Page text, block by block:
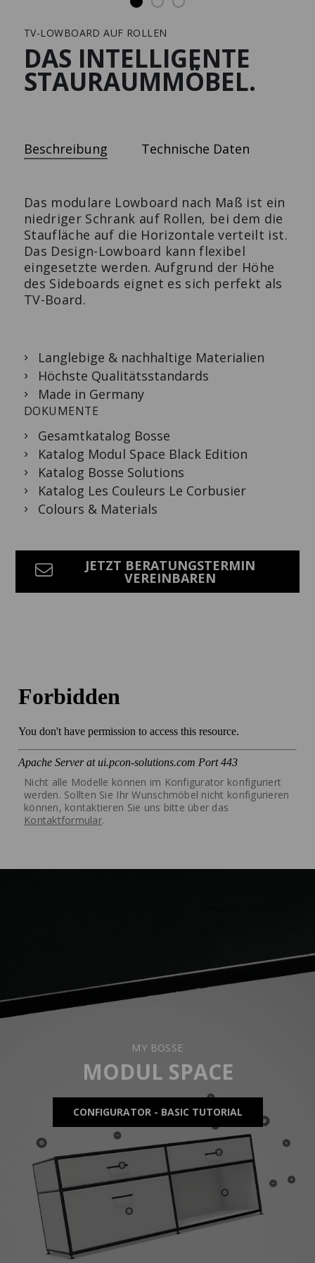
Solutions
Presse
TV-LOWBOARD AUF ROLLEN
DAS INTELLIGENTE
STAURAUMMÖBEL.
Beschreibung Technische Daten
Das modulare Lowboard nach Maß ist ein
niedriger Schrank auf Rollen, bei dem die
Staufläche auf die Horizontale verteilt ist.
Das Design-Lowboard kann flexibel
eingesetzte werden. Aufgrund der Höhe
des Sideboards eignet es sich perfekt als
TV-Board.
Langlebige & nachhaltige Materialien
Höchste Qualitätsstandards
Made in Germany
DOKUMENTE
Gesamtkatalog Bosse
Katalog Modul Space Black Edition
Katalog Bosse Solutions
Katalog Les Couleurs Le Corbusier
Colours & Materials
JETZT BERATUNGSTERMIN
VEREINBAREN
Nicht alle Modelle können im Konfigurator konfiguriert
werden. Sollten Sie Ihr Wunschmöbel nicht konfigurieren
können, kontaktieren Sie uns bitte über das
Kontaktformular.
MY BOSSE
MODUL SPACE
CONFIGURATOR - BASIC TUTORIAL